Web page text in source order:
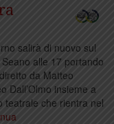
al 6
per il
salirà di nuovo sul
alle 17 portando
da Matteo
Dall’Olmo insieme a
teatrale che rientra nel